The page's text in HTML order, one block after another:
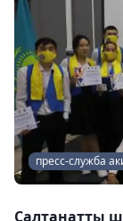
пресс-служба
Салтанатты